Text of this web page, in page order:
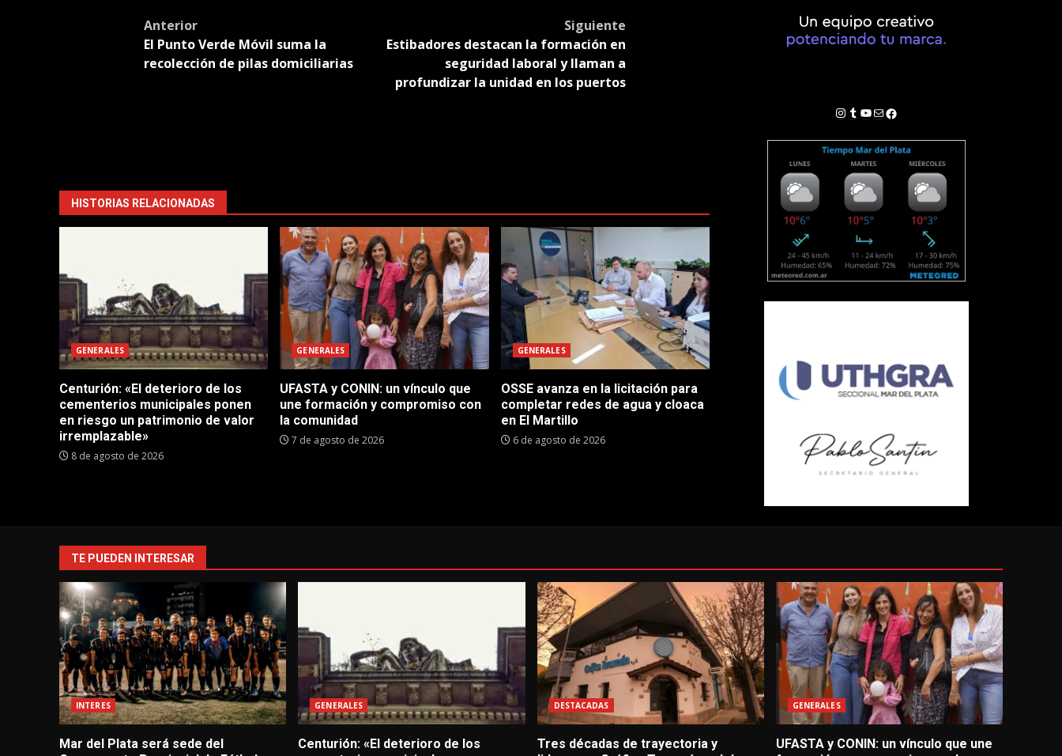
Post
navigation
Anterior
El Punto Verde Móvil suma la
recolección de pilas domiciliarias
Siguiente
Estibadores destacan la formación en
seguridad laboral y llaman a
profundizar la unidad en los puertos
HISTORIAS RELACIONADAS
GENERALES
Centurión: «El deterioro de los
cementerios municipales ponen
en riesgo un patrimonio de valor
irremplazable»
8 de agosto de 2026
GENERALES
UFASTA y CONIN: un vínculo que
une formación y compromiso con
la comunidad
7 de agosto de 2026
GENERALES
OSSE avanza en la licitación para
completar redes de agua y cloaca
en El Martillo
6 de agosto de 2026
Instagram
Tumblr
YouTube
Correo electrónico
Facebook
TE PUEDEN INTERESAR
INTERES
Mar del Plata será sede del
GENERALES
Centurión: «El deterioro de los
DESTACADAS
Tres décadas de trayectoria y
GENERALES
UFASTA y CONIN: un vínculo que une